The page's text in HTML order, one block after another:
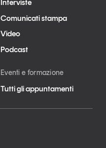
Interviste
Comunicati stampa
Video
Podcast
Eventi e formazione
Tutti gli appuntamenti